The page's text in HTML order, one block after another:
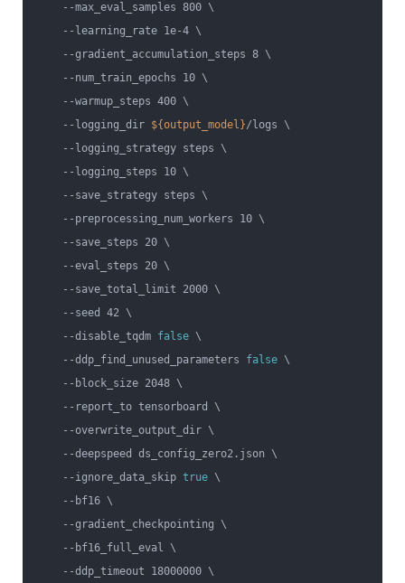
--max_eval_samples
--learning_rate
--
--num_train_epochs
--warmup_steps
--logging_dir ${output_model}/
--logging_strategy
--logging_steps
--save_strategy
--preprocessing_num_workers
--save_steps
--eval_steps
--save_total_limit
--seed 42
--disable_tqdm false
--ddp_find_unused_parameters false
--block_size
--report_to
--
--deepspeed
--ignore_data_skip true
--bf16
--
--
--ddp_timeout